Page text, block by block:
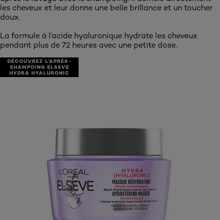
les cheveux et leur donne une belle brillance et un toucher
doux.
La formule à l’acide hyaluronique hydrate les cheveux
pendant plus de 72 heures avec une petite dose.
DÉCOUVREZ L’APRÈS-
SHAMPOING ELSEVE
HYDRA HYALURONIC